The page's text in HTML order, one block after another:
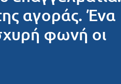
αγοράς. Ένα
φωνή οι